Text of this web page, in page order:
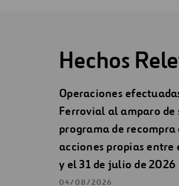
Hechos
Operaciones
Ferrovial al amparo de
programa de recompra
acciones propias entre
y el 31 de julio de 2026
04/08/2026